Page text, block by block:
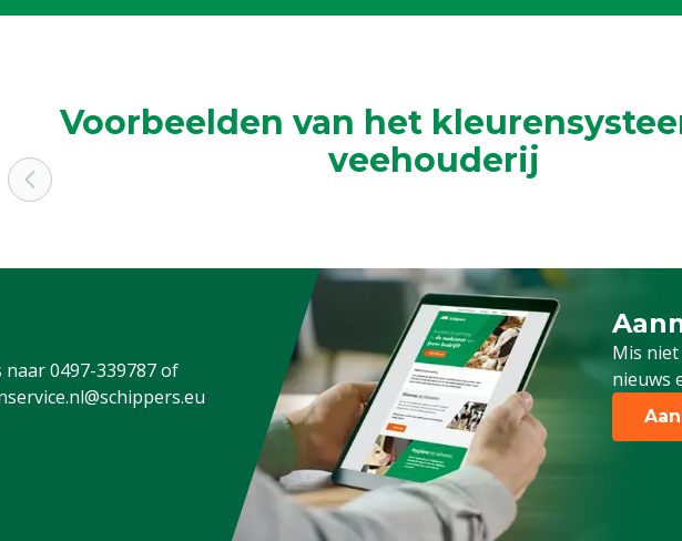
Voorbeelden van het
veehouderij
naar0497-339787of
Mis
nieuws
Schrijf